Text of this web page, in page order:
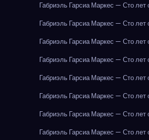
Габриэль Гарсиа Маркес — Сто лет
Габриэль Гарсиа Маркес — Сто лет
Габриэль Гарсиа Маркес — Сто лет
Габриэль Гарсиа Маркес — Сто лет
Габриэль Гарсиа Маркес — Сто лет
Габриэль Гарсиа Маркес — Сто лет
Габриэль Гарсиа Маркес — Сто лет
Габриэль Гарсиа Маркес — Сто лет